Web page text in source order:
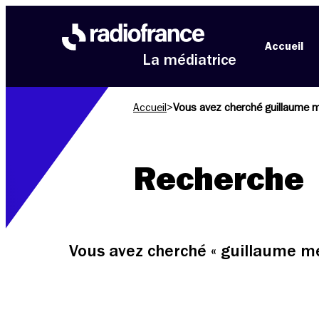
La médiatrice
Accueil
Accueil >Vous avez cherché guillaume
Recherche
Vous avez cherché « guillaume